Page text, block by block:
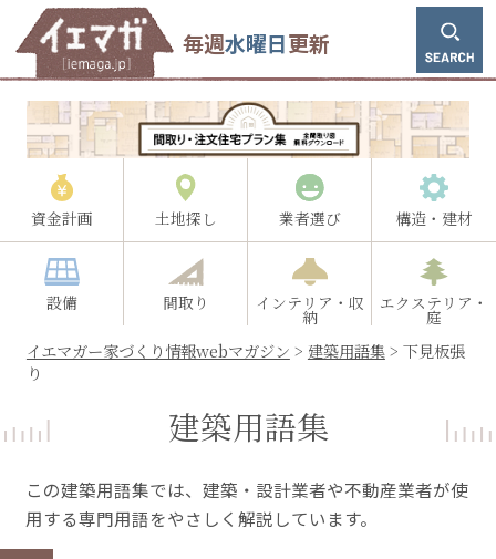
毎週水曜日更新
資金計画 土地探し 業者選び 構造・建材
設備 間取り インテリア・収
納
エクステリア・
庭
イエマガー家づくり情報webマガジン > 建築用語集> 下見板張
り
建築用語集
この建築用語集では、建築・設計業者や不動産業者が使
用する専門用語をやさしく解説しています。